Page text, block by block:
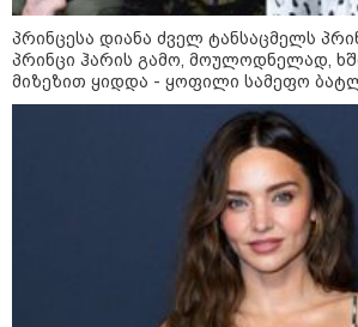
ირაკლი
ოპოზიციამ
დაიწყო,
გადაიტანა
მდინარაძეს
ექნება:
მოამზადოს
ამოცანაა,
უზრუნველყოფა
დასაქსაქსად
გია ჯაფარიძე -
წერილი
თარგმნოთ,
მიიღებთ - რაც
ენერგეტიკული
პრობლემას,
მოვიმარაგო
სანთლები,
ხაზის
პრინცესა დიანა ძველ ტანსაცმელს
პრინცი ჰარის გამო, მოულოდნელად,
მიზეზით ყიდდა - ყოფილი სამეფო
საკუთარ წიგნში საუბრობს